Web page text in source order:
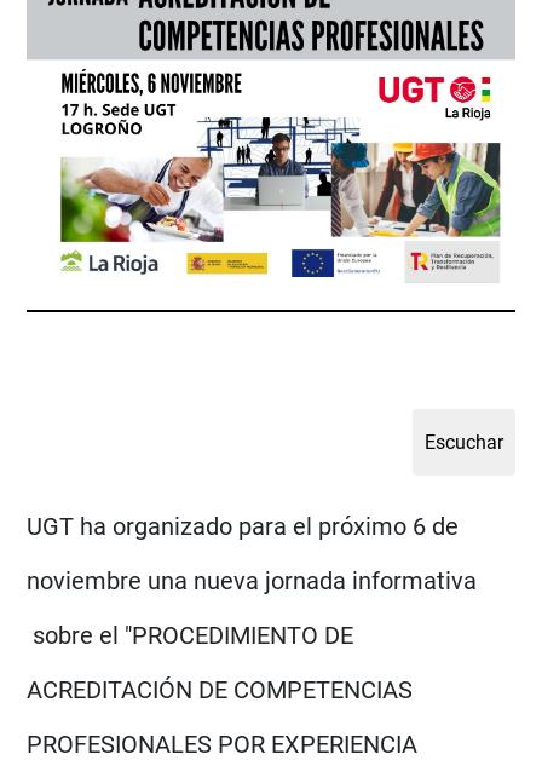
UGT ha organizado para el próximo 6 de
noviembre una nueva jornada informativa
sobre el "PROCEDIMIENTO DE
ACREDITACIÓN DE COMPETENCIAS
PROFESIONALES POR EXPERIENCIA